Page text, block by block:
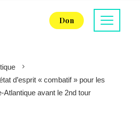
Don
d’esprit « combatif » pour les
Atlantique avant le 2nd tour